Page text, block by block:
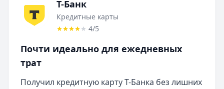
Т-Банк
Кредитные карты
4/5
Почти идеально для ежедневных
трат
Получил кредитную карту Т-Банка без лишних